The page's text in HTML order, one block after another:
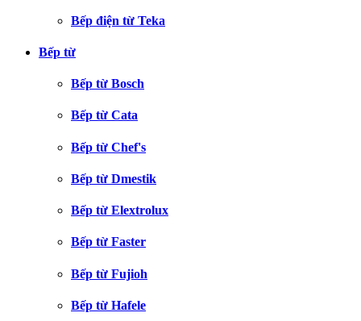
Bếp điện từ Teka
Bếp từ
Bếp từ Bosch
Bếp từ Cata
Bếp từ Chef's
Bếp từ Dmestik
Bếp từ Elextrolux
Bếp từ Faster
Bếp từ Fujioh
Bếp từ Hafele